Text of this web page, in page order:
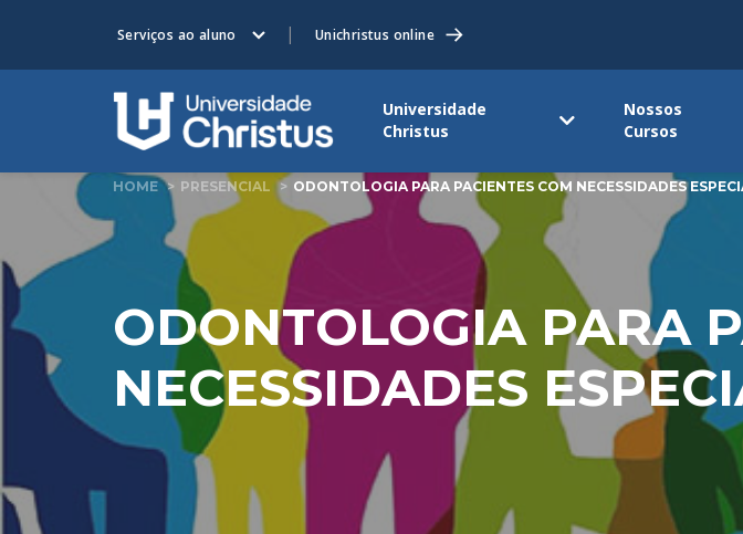
Serviços ao aluno Unichristus online
Universidade
Christus
Nossos
Cursos
HOME PRESENCIAL ODONTOLOGIA PARA PACIENTES COM NECESSIDADES
ODONTOLOGIA PARA
NECESSIDADES